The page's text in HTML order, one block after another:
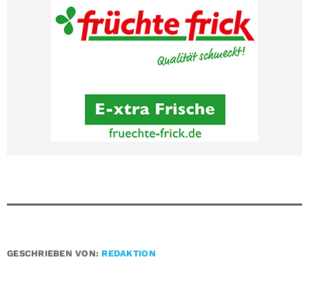
GESCHRIEBEN VON: REDAKTION